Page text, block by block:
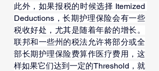
此外，如果报税的时候选择 Itemized
Deductions，长期护理保险会有一些
税收好处，尤其是随着年龄的增长。
联邦和一些州的税法允许将部分或全
部长期护理保险费算作医疗费用，这
样如果它们达到一定的Threshold，就